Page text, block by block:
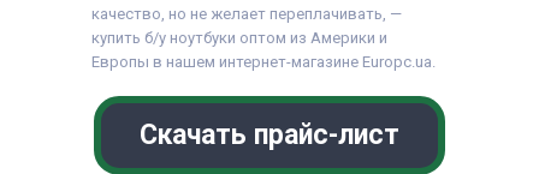
качество, но не желает переплачивать, —
купить б/у ноутбуки оптом из Америки и
Европы в нашем интернет-магазине Europc.ua.
Скачать прайс-лист